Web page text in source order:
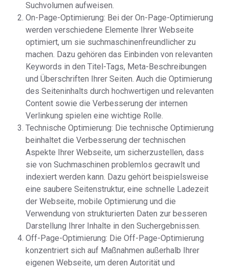
Suchvolumen aufweisen.
On-Page-Optimierung: Bei der On-Page-Optimierung
werden verschiedene Elemente Ihrer Webseite
optimiert, um sie suchmaschinenfreundlicher zu
machen. Dazu gehören das Einbinden von relevanten
Keywords in den Titel-Tags, Meta-Beschreibungen
und Überschriften Ihrer Seiten. Auch die Optimierung
des Seiteninhalts durch hochwertigen und relevanten
Content sowie die Verbesserung der internen
Verlinkung spielen eine wichtige Rolle.
Technische Optimierung: Die technische Optimierung
beinhaltet die Verbesserung der technischen
Aspekte Ihrer Webseite, um sicherzustellen, dass
sie von Suchmaschinen problemlos gecrawlt und
indexiert werden kann. Dazu gehört beispielsweise
eine saubere Seitenstruktur, eine schnelle Ladezeit
der Webseite, mobile Optimierung und die
Verwendung von strukturierten Daten zur besseren
Darstellung Ihrer Inhalte in den Suchergebnissen.
Off-Page-Optimierung: Die Off-Page-Optimierung
konzentriert sich auf Maßnahmen außerhalb Ihrer
eigenen Webseite, um deren Autorität und